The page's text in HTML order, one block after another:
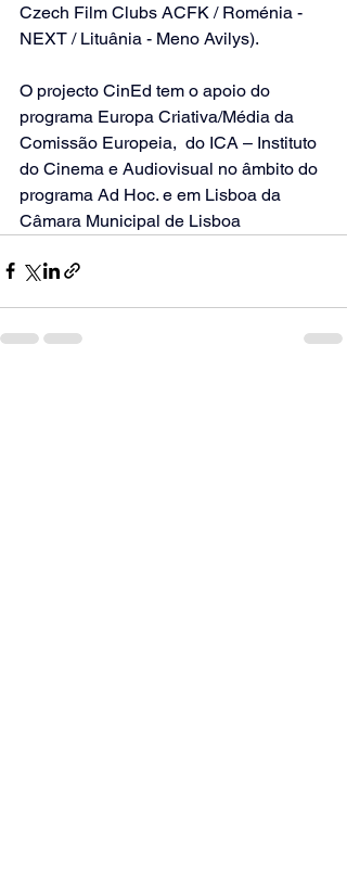
Czech Film Clubs ACFK / Roménia -
NEXT / Lituânia - Meno Avilys).
O projecto CinEd tem o apoio do
programa Europa Criativa/Média da
Comissão Europeia,  do ICA – Instituto
do Cinema e Audiovisual no âmbito do
programa Ad Hoc. e em Lisboa da
Câmara Municipal de Lisboa